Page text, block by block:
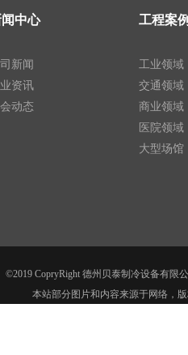
中心
新闻
资讯
动态
工程案
工业领域
交通领域
商业领域
医院领域
大型场馆
©2019 CopryRight 德州贝泰制冷设备有限
本站部分图片和内容来源于网络，